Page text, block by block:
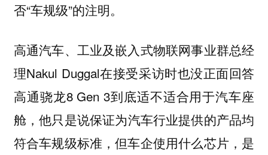
否“车规级”的注明。
高通汽车、工业及嵌入式物联网事业群总经
理Nakul Duggal在接受采访时也没正面回答
高通骁龙8 Gen 3到底适不适合用于汽车座
舱，他只是说保证为汽车行业提供的产品均
符合车规级标准，但车企使用什么芯片，是